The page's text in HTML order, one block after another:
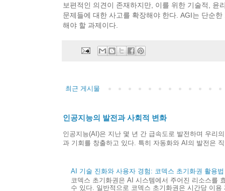
보편적인 의견이 존재하지만, 이를 위한 기술적, 윤
문제들에 대한 사고를 확장해야 한다. AGI는 단순
해야 할 과제이다.
최근 게시물
인공지능의 발전과 사회적 변화
인공지능(AI)은 지난 몇 년 간 급속도로 발전하며 우리
과 기회를 창출하고 있다. 특히 자동화와 AI의 발전은
AI 기술 진화와 사용자 경험: 코덱스 초기화권 활용법
코덱스 초기화권은 AI 시스템에서 주어진 리소스를
수 있다. 일반적으로 코덱스 초기화권은 시간당 이용